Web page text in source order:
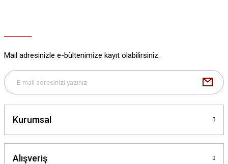
Mail adresinizle e-bültenimize kayıt olabilirsiniz.
Kurumsal
Alışveriş